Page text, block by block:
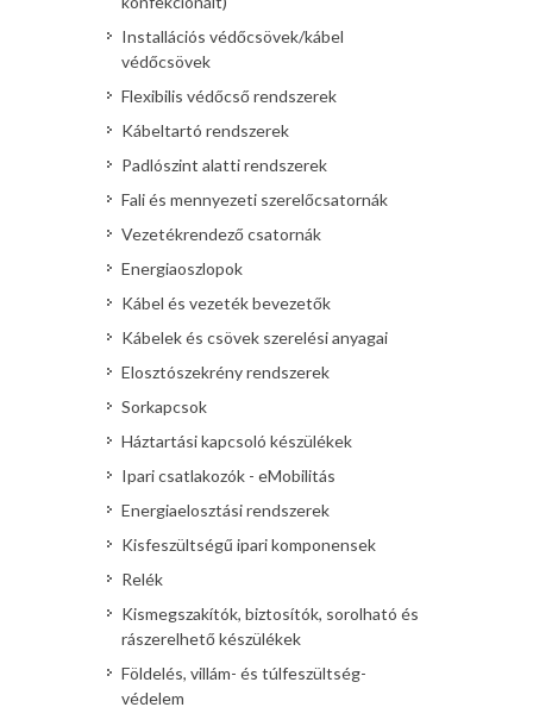
Installációs védőcsövek/kábel
védőcsövek
Flexibilis védőcső rendszerek
Kábeltartó rendszerek
Padlószint alatti rendszerek
Fali és mennyezeti szerelőcsatornák
Vezetékrendező csatornák
Energiaoszlopok
Kábel és vezeték bevezetők
Kábelek és csövek szerelési anyagai
Elosztószekrény rendszerek
Sorkapcsok
Háztartási kapcsoló készülékek
Ipari csatlakozók - eMobilitás
Energiaelosztási rendszerek
Kisfeszültségű ipari komponensek
Relék
Kismegszakítók, biztosítók, sorolható és
rászerelhető készülékek
Földelés, villám- és túlfeszültség-
védelem